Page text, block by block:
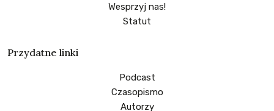
Wesprzyj nas!
Statut
Przydatne linki
Podcast
Czasopismo
Autorzy